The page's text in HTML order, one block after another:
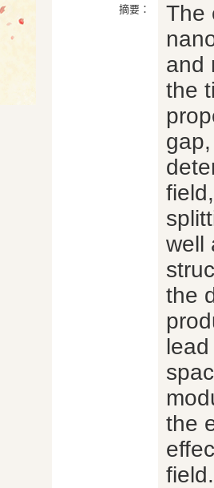
摘要：
The
and
the
well
the
the
field.